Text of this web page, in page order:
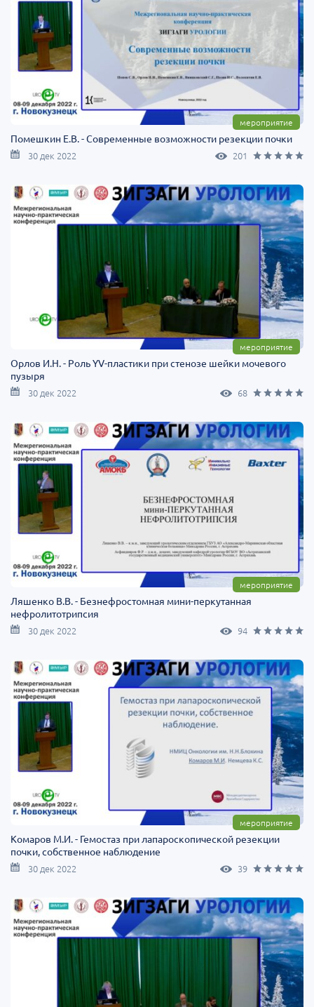
мероприятие
Помешкин Е.В. - Современные возможности резекции почки
30 дек 2022 201
мероприятие
Орлов И.Н. - Роль YV-пластики при стенозе шейки мочевого
пузыря
30 дек 2022 68
мероприятие
Ляшенко В.В. - Безнефростомная мини-перкутанная
нефролитотрипсия
30 дек 2022 94
мероприятие
Комаров М.И. - Гемостаз при лапароскопической резекции
почки, собственное наблюдение
30 дек 2022 39